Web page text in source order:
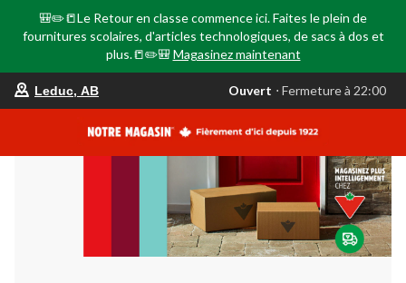
🎒✏️📒Le Retour en classe commence ici. Faites le plein de
fournitures scolaires, d'articles technologiques, de sacs à dos et
plus.📒✏️🎒 Magasinez maintenant
votre
est
AB,
Ouvert,
Fermeture
à
22:00
Leduc, AB Ouvert ⋅ Fermeture à 22:00